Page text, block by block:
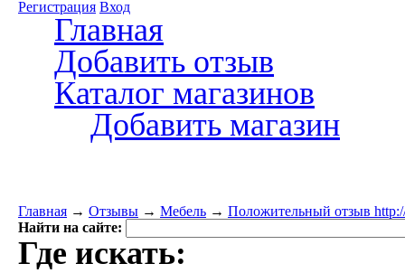
Регистрация Вход
Главная
Добавить отзыв
Каталог магазинов
Добавить магазин
Главная → Отзывы → Мебель → Положительный отзыв
Найти на сайте:
Где искать: